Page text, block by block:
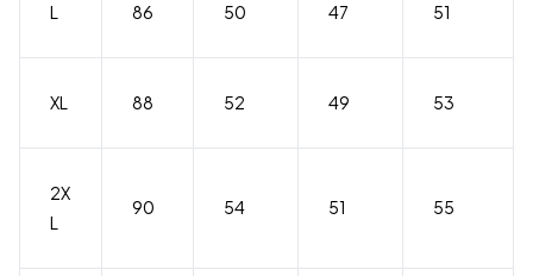
L 86 50 47 51
XL 88 52 49 53
2X
L
90 54 51 55